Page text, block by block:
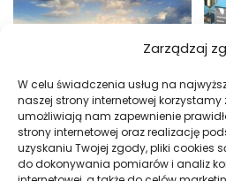
Zarządzaj
W celu świadczenia usług na
naszej strony internetowej korzystamy
umożliwiają nam zapewnienie
strony internetowej oraz realizację
uzyskaniu Twojej zgody, pliki cookies
do dokonywania pomiarów i analiz
Jak obliczyć ograniczenie
prowizji Booking.com